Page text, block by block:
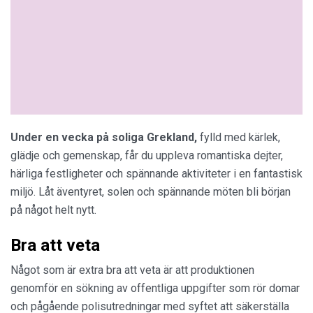
Under en vecka på soliga Grekland, fylld med kärlek,
glädje och gemenskap, får du uppleva romantiska dejter,
härliga festligheter och spännande aktiviteter i en fantastisk
miljö. Låt äventyret, solen och spännande möten bli början
på något helt nytt.
Bra att veta
Något som är extra bra att veta är att produktionen
genomför en sökning av offentliga uppgifter som rör domar
och pågående polisutredningar med syftet att säkerställa